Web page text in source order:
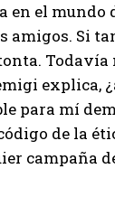
el mundo
amigos. Si
explica,
para mí
de la
campaña